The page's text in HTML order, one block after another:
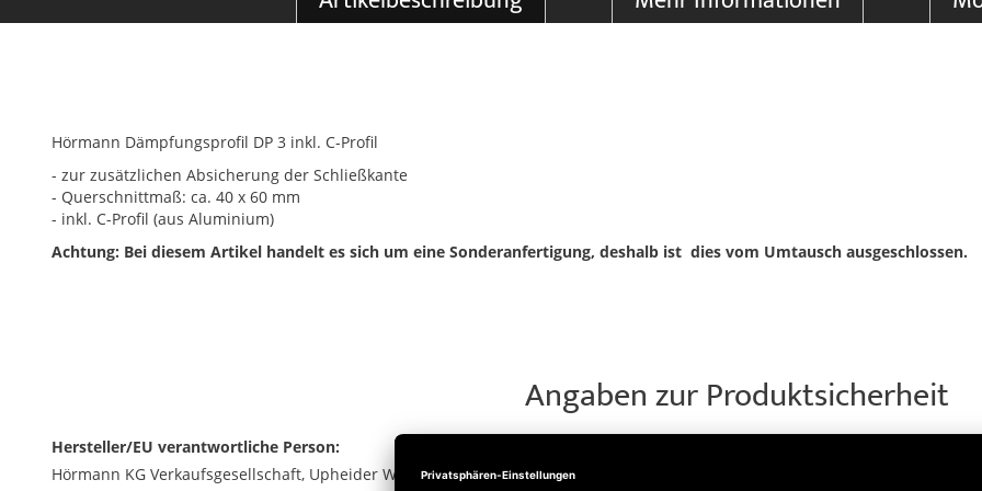
Hörmann Dämpfungsprofil DP 3 inkl. C-Profil
- zur zusätzlichen Absicherung der Schließkante
- Querschnittmaß: ca. 40 x 60 mm
- inkl. C-Profil (aus Aluminium)
Achtung: Bei diesem Artikel handelt es sich um eine Sonderanfertigung, deshalb ist dies vom Umtausch ausgeschlossen.
Angaben zur Produktsicherheit
Hersteller/EU verantwortliche Person:
Hörmann KG Verkaufsgesellschaft, Upheider Weg 94-98, 33803 Steinhagen, Telefon: 05204915100, info@hoermann.de